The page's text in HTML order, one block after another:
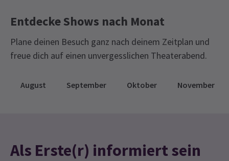
Entdecke Shows nach Monat
Plane deinen Besuch ganz nach deinem Zeitplan und
freue dich auf einen unvergesslichen Theaterabend.
August September Oktober November
Als Erste(r) informiert sein